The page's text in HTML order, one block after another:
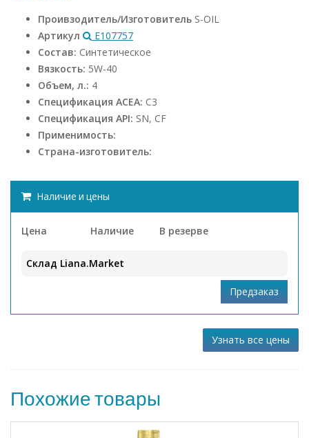
Проивзодитель/Изготовитель S-OIL
Артикул
E107757
Состав: Синтетическое
Вязкость: 5W-40
Объем, л.: 4
Спецификация ACEA: C3
Спецификация API: SN, CF
Применимость:
Страна-изготовитель:
Наличие и цены
Цена Наличие В резерве
Склад Liana.Market
Узнать все цены
Похожие товары